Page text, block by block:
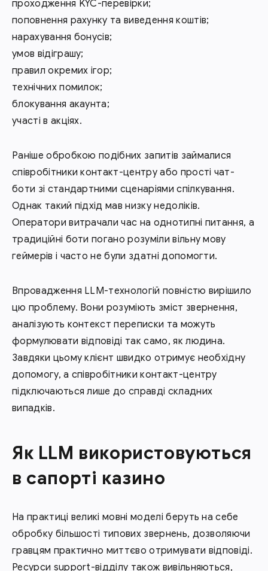
проходження KYC-перевірки;
поповнення рахунку та виведення коштів;
нарахування бонусів;
умов відіграшу;
правил окремих ігор;
технічних помилок;
блокування акаунта;
участі в акціях.
Раніше обробкою подібних запитів займалися
співробітники контакт-центру або прості чат-
боти зі стандартними сценаріями спілкування.
Однак такий підхід мав низку недоліків.
Оператори витрачали час на однотипні питання, а
традиційні боти погано розуміли вільну мову
геймерів і часто не були здатні допомогти.
Впровадження LLM-технологій повністю вирішило
цю проблему. Вони розуміють зміст звернення,
аналізують контекст переписки та можуть
формулювати відповіді так само, як людина.
Завдяки цьому клієнт швидко отримує необхідну
допомогу, а співробітники контакт-центру
підключаються лише до справді складних
випадків.
Як LLM використовуються
в сапорті казино
На практиці великі мовні моделі беруть на себе
обробку більшості типових звернень, дозволяючи
гравцям практично миттєво отримувати відповіді.
Ресурси support-відділу також вивільняються,